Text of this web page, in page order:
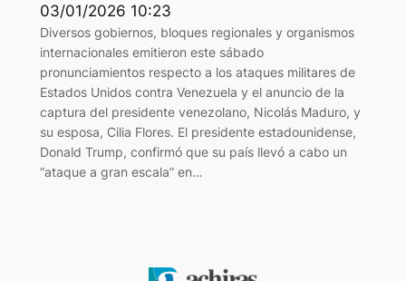
03/01/2026 10:23
Diversos gobiernos, bloques regionales y organismos
internacionales emitieron este sábado
pronunciamientos respecto a los ataques militares de
Estados Unidos contra Venezuela y el anuncio de la
captura del presidente venezolano, Nicolás Maduro, y
su esposa, Cilia Flores. El presidente estadounidense,
Donald Trump, confirmó que su país llevó a cabo un
“ataque a gran escala” en…